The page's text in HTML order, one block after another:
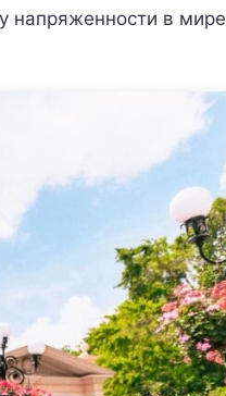
напряженности в мире